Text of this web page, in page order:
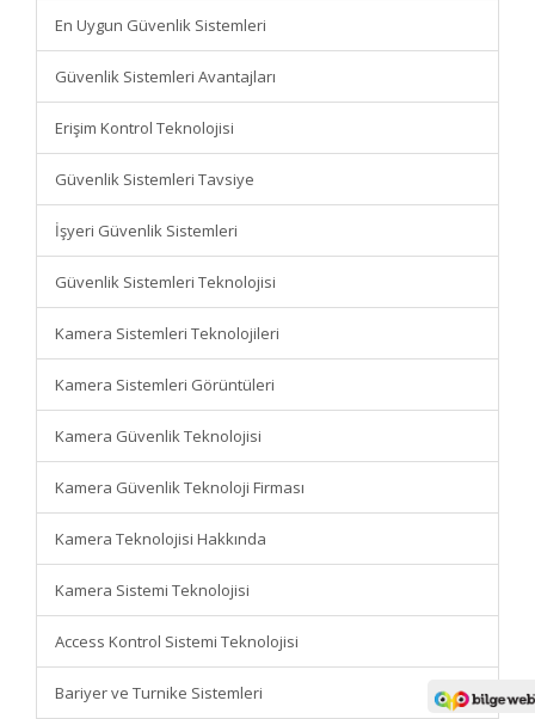
En Uygun Güvenlik Sistemleri
Güvenlik Sistemleri Avantajları
Erişim Kontrol Teknolojisi
Güvenlik Sistemleri Tavsiye
İşyeri Güvenlik Sistemleri
Güvenlik Sistemleri Teknolojisi
Kamera Sistemleri Teknolojileri
Kamera Sistemleri Görüntüleri
Kamera Güvenlik Teknolojisi
Kamera Güvenlik Teknoloji Firması
Kamera Teknolojisi Hakkında
Kamera Sistemi Teknolojisi
Access Kontrol Sistemi Teknolojisi
Bariyer ve Turnike Sistemleri